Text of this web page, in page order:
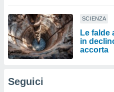
SCIENZA
Le falde
in
accorta
Seguici